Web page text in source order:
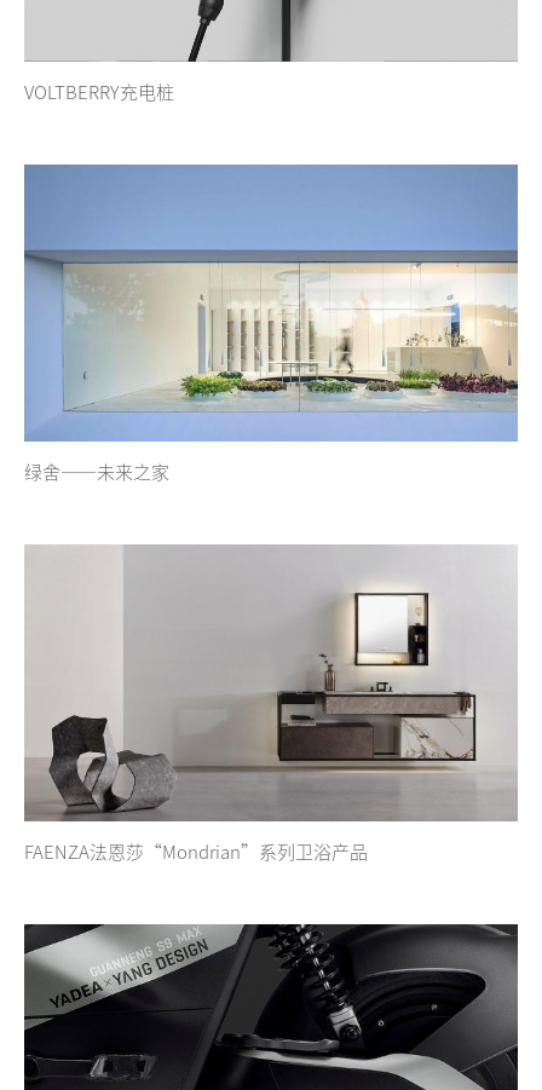
VOLTBERRY充电桩
绿舍——未来之家
FAENZA法恩莎“Mondrian”系列卫浴产品